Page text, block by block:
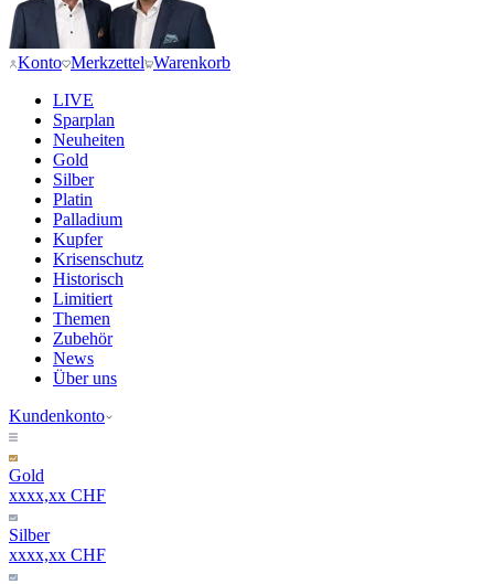
Konto Merkzettel Warenkorb
LIVE
Sparplan
Neuheiten
Gold
Silber
Platin
Palladium
Kupfer
Krisenschutz
Historisch
Limitiert
Themen
Zubehör
News
Über uns
Kundenkonto
Gold
xxxx,xx CHF
Silber
xxxx,xx CHF